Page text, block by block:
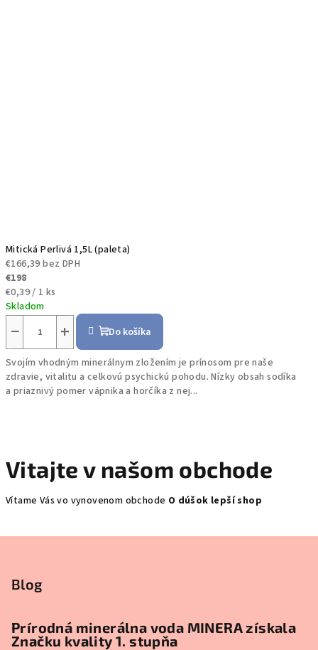
Mitická Perlivá 1,5L (paleta)
€166,39 bez DPH
€198
Jednotková
cena:
€0,39 / 1 ks
Skladom
+
− Do košíka
Svojím vhodným minerálnym zložením je prínosom pre naše
zdravie, vitalitu a celkovú psychickú pohodu. Nízky obsah sodíka
a priaznivý pomer vápnika a horčíka z nej...
Vitajte v našom obchode
Vítame Vás vo vynovenom obchode O dúšok lepší shop
Blog
Prírodná minerálna voda MINERA získala
Značku kvality 1. stupňa